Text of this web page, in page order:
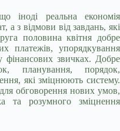
іноді реальна економія
а з відмови від завдань, які
половина квітня добре
платежів, упорядкування
фінансових звичках. Добре
планування, порядок,
які зміцнюють систему.
обговорення нових умов,
та розумного зміцнення